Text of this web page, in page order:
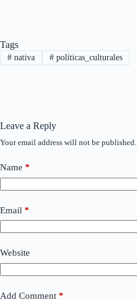
Tags
#nativa #políticas_culturales
Leave a Reply
Your email address will not be published.
Name *
Email *
Website
Add Comment *